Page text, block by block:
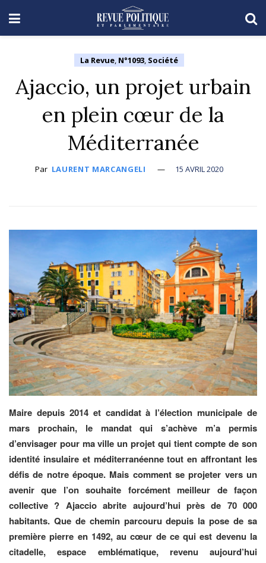
La Revue, N°1093, Société
Ajaccio, un projet urbain
en plein cœur de la
Méditerranée
Par LAURENT MARCANGELI 15 AVRIL 2020
Maire depuis 2014 et candidat à l’élection municipale de
mars prochain, le mandat qui s’achève m’a permis
d’envisager pour ma ville un projet qui tient compte de son
identité insulaire et méditerranéenne tout en affrontant les
défis de notre époque. Mais comment se projeter vers un
avenir que l’on souhaite forcément meilleur de façon
collective ? Ajaccio abrite aujourd’hui près de 70 000
habitants. Que de chemin parcouru depuis la pose de sa
première pierre en 1492, au cœur de ce qui est devenu la
citadelle, espace emblématique, revenu aujourd’hui